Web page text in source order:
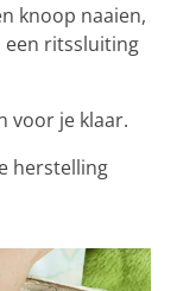
knoop naaien,
een ritssluiting
voor je klaar.
herstelling